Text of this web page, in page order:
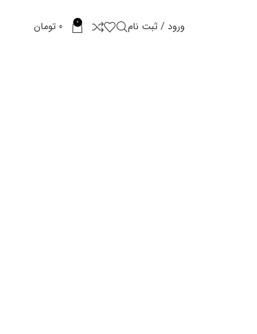
ورود / ثبت نام 0
0 تومان